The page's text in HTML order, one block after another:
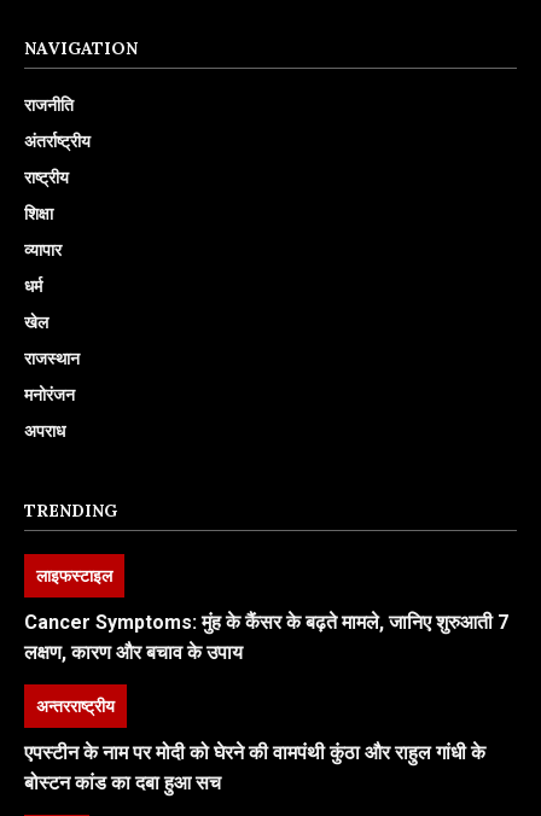
NAVIGATION
राजनीति
अंतर्राष्ट्रीय
राष्ट्रीय
शिक्षा
व्यापार
धर्म
खेल
राजस्थान
मनोरंजन
अपराध
TRENDING
लाइफस्टाइल
Cancer Symptoms: मुंह के कैंसर के बढ़ते मामले, जानिए शुरुआती 7
लक्षण, कारण और बचाव के उपाय
अन्तरराष्ट्रीय
एपस्टीन के नाम पर मोदी को घेरने की वामपंथी कुंठा और राहुल गांधी के
बोस्टन कांड का दबा हुआ सच